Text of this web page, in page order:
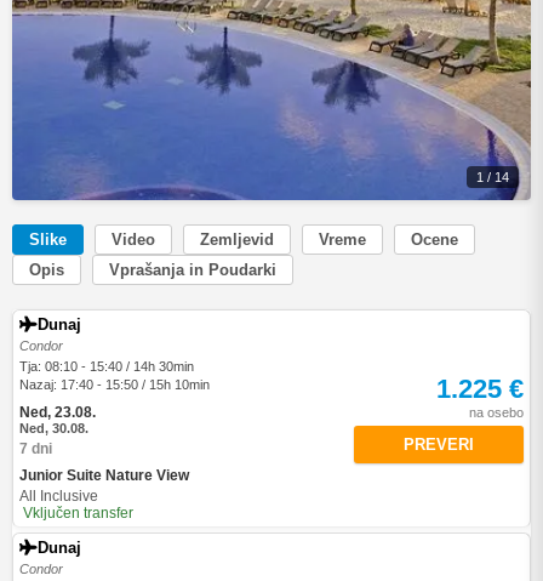
1 / 14
Slike Video Zemljevid Vreme
Ocene
Opis
Vprašanja in Poudarki
Dunaj
Condor
Tja: 08:10 - 15:40 / 14h 30min
Nazaj: 17:40 - 15:50 / 15h 10min
Ned, 23.08.
Ned, 30.08.
7 dni
Junior Suite Nature View
All Inclusive
Vključen transfer
1.225 €
na osebo
PREVERI
Dunaj
Condor